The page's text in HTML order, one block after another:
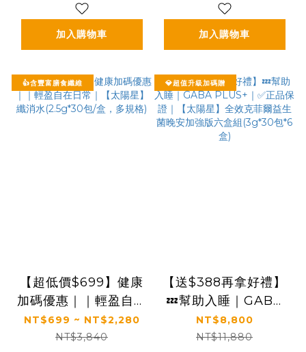
盒組(3g*30包*3盒)
加入購物車 加入購物車
👍含豐富膳食纖維
【超低價$699】健康
加碼優惠｜｜輕盈自在
日常｜【太陽星】纖消
水(2.5g*30包/盒，多
NT$699 ~ NT$2,280
NT$3,840
💎超值升級加碼贈
【送$388再拿好禮】
💤幫助入睡｜GABA
PLUS+｜✅正品保證
｜【太陽星】全效克菲
NT$8,800
NT$11,880